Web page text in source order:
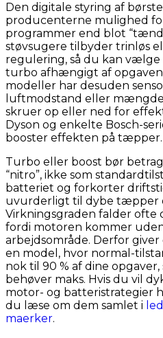
Den digitale styring af
producenterne mulighed
programmer end blot
støvsugere tilbyder trinløs
regulering, så du kan vælge
turbo afhængigt af
modeller har desuden
luftmodstand eller
skruer op eller ned for
Dyson og enkelte Bosch-
booster effekten på tæpper.
Turbo eller boost bør
“nitro”, ikke som
batteriet og forkorter
uvurderligt til dybe tæpper
Virkningsgraden falder ofte
fordi motoren kommer
arbejdsområde. Derfor
en model, hvor normal-
nok til 90 % af dine
behøver maks. Hvis du vil
motor- og batteristrategier
du læse om dem samlet i
maerker.